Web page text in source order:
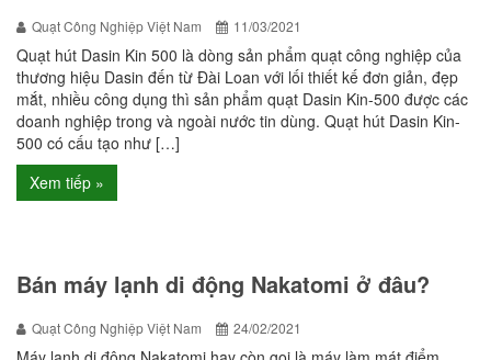
Quạt Công Nghiệp Việt Nam 11/03/2021
Quạt hút Dasin Kin 500 là dòng sản phẩm quạt công nghiệp của
thương hiệu Dasin đến từ Đài Loan với lối thiết kế đơn giản, đẹp
mắt, nhiều công dụng thì sản phẩm quạt Dasin Kin-500 được các
doanh nghiệp trong và ngoài nước tin dùng. Quạt hút Dasin Kin-
500 có cấu tạo như […]
Xem tiếp »
Bán máy lạnh di động Nakatomi ở đâu?
Quạt Công Nghiệp Việt Nam 24/02/2021